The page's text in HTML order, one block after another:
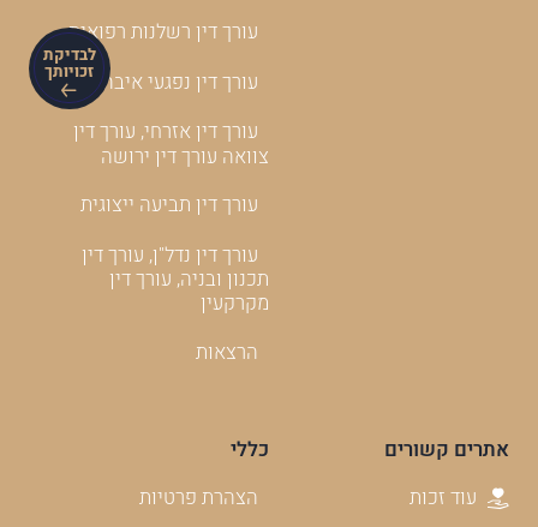
לבדיקת
זכויותך
עורך דין רשלנות רפואית
עורך דין נפגעי איבה
עורך דין אזרחי, עורך דין
צוואה עורך דין ירושה
עורך דין תביעה ייצוגית
עורך דין נדל"ן, עורך דין
תכנון ובניה, עורך דין
מקרקעין
הרצאות
אתרים קשורים
עוד זכות
כללי
הצהרת פרטיות